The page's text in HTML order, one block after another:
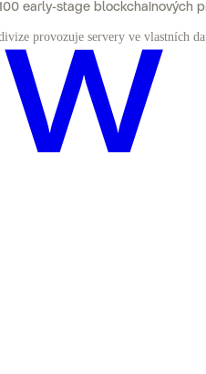
early-stage blockchainových
provozuje servery ve vlastních